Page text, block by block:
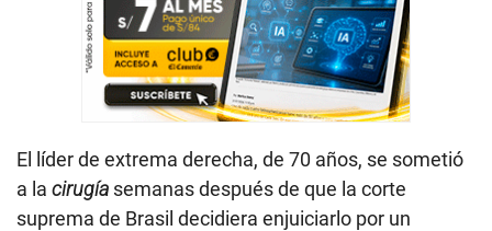
El líder de extrema derecha, de 70 años, se sometió
a la cirugía semanas después de que la corte
suprema de Brasil decidiera enjuiciarlo por un